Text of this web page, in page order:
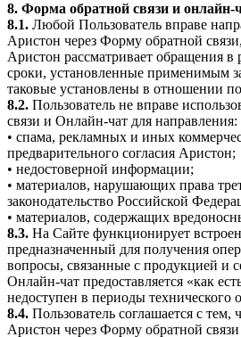
8. Форма обратной связи и онлайн-
8.1. Любой Пользователь вправе
Аристон через Форму обратной
Аристон рассматривает обращения в
сроки, установленные применимым
таковые установлены в отношении
8.2. Пользователь не вправе
связи и Онлайн-чат для направления:
• спама, рекламных и иных
предварительного согласия Аристон;
• недостоверной информации;
• материалов, нарушающих права
законодательство Российской
• материалов, содержащих
8.3. На Сайте функционирует
предназначенный для получения
вопросы, связанные с продукцией и
Онлайн-чат предоставляется «как
недоступен в периоды технического
8.4. Пользователь соглашается с
Аристон через Форму обратной